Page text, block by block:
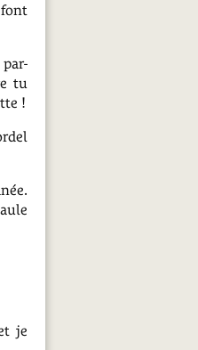
tu
!
je